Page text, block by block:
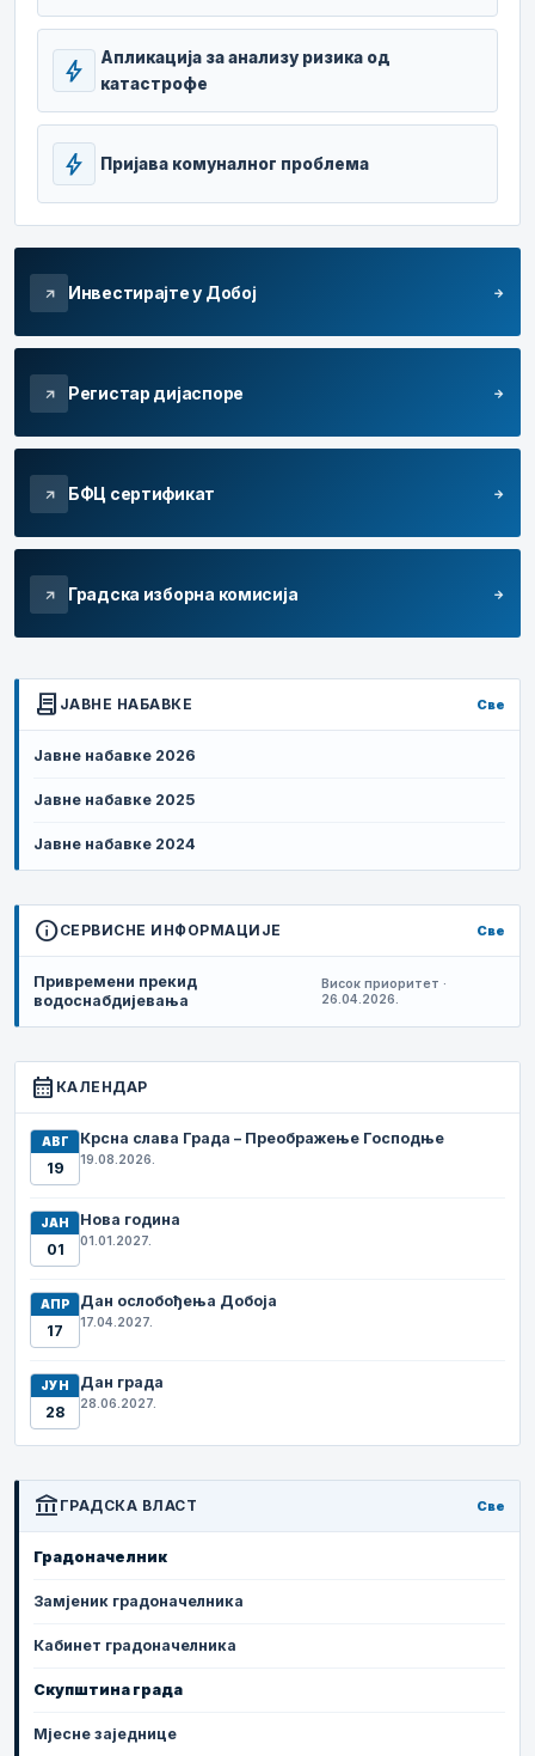
bolt
Апликација за анализу ризика од
катастрофе
bolt Пријава комуналног проблема
arrow_outward Инвестирајте у Добој arrow_forward
arrow_outward Регистар дијаспоре arrow_forward
arrow_outward БФЦ сертификат arrow_forward
arrow_outward Градска изборна комисија arrow_forward
contract ЈАВНЕ НАБАВКЕ Све
Јавне набавке 2026
Јавне набавке 2025
Јавне набавке 2024
infoСЕРВИСНЕ ИНФОРМАЦИЈЕ Све
Привремени прекид
водоснабдијевања
Висок приоритет ·
26.04.2026.
calendar_month КАЛЕНДАР
АВГ
19
Крсна слава Града – Преображење Господње
19.08.2026.
ЈАН
01
Нова година
01.01.2027.
АПР
17
Дан ослобођења Добоја
17.04.2027.
ЈУН
28
Дан града
28.06.2027.
account_balance ГРАДСКА ВЛАСТ Све
Градоначелник
Замјеник градоначелника
Кабинет градоначелника
Скупштина града
Мјесне заједнице